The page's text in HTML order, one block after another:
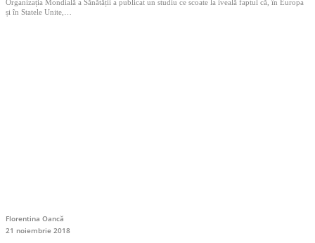
Organizația Mondială a Sănătății a publicat un studiu ce scoate la iveală faptul că, în Europa
și în Statele Unite,…
Florentina Oancă
21 noiembrie 2018